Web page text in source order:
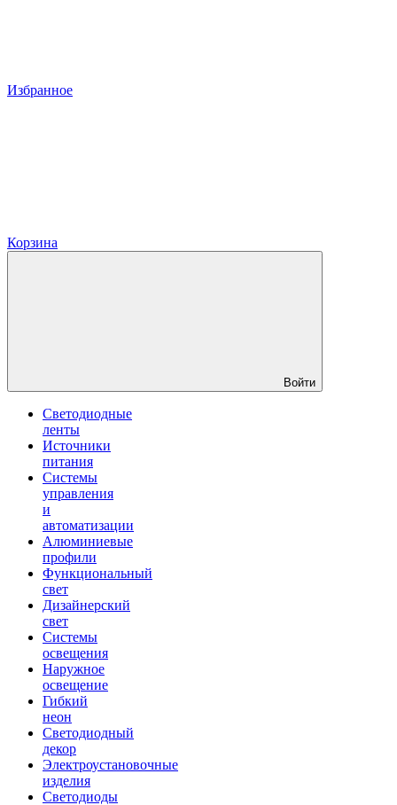
Избранное
Корзина
Войти
Светодиодные
ленты
Источники
питания
Системы
управления
и
автоматизации
Алюминиевые
профили
Функциональный
свет
Дизайнерский
свет
Системы
освещения
Наружное
освещение
Гибкий
неон
Светодиодный
декор
Электроустановочные
изделия
Светодиоды